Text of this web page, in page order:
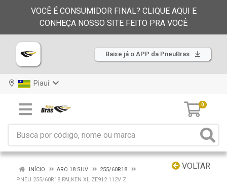
VOCÊ É CONSUMIDOR FINAL? CLIQUE AQUI E
CONHEÇA NOSSO SITE FEITO PRA VOCÊ
Baixe já o APP da PneuBras
Piauí
0
VOLTAR
INÍCIO ARO 18 SUV
255/60R18
PNEU 255/60R18 FALKEN XL ZE912 112V Z